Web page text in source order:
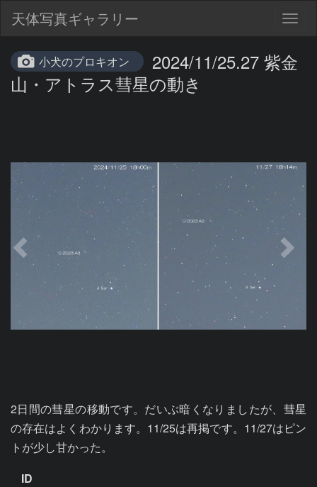
天体写真ギャラリー
小犬のプロキオン
2024/11/25.27 紫金
山・アトラス彗星の動き
2日間の彗星の移動です。だいぶ暗くなりましたが、彗星
の存在はよくわかります。11/25は再掲です。11/27はピン
トが少し甘かった。
ID